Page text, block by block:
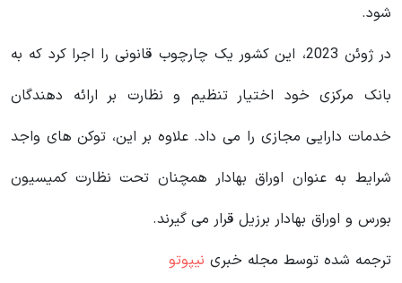
شود.
در ژوئن 2023، این کشور یک چارچوب قانونی را اجرا کرد که به
بانک مرکزی خود اختیار تنظیم و نظارت بر ارائه دهندگان
خدمات دارایی مجازی را می داد. علاوه بر این، توکن های واجد
شرایط به عنوان اوراق بهادار همچنان تحت نظارت کمیسیون
بورس و اوراق بهادار برزیل قرار می گیرند.
ترجمه شده توسط مجله خبری نیپوتو